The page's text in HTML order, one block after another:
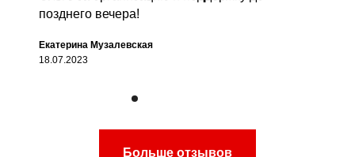
позднего вечера!
Екатерина Музалевская
18.07.2023
Больше отзывов